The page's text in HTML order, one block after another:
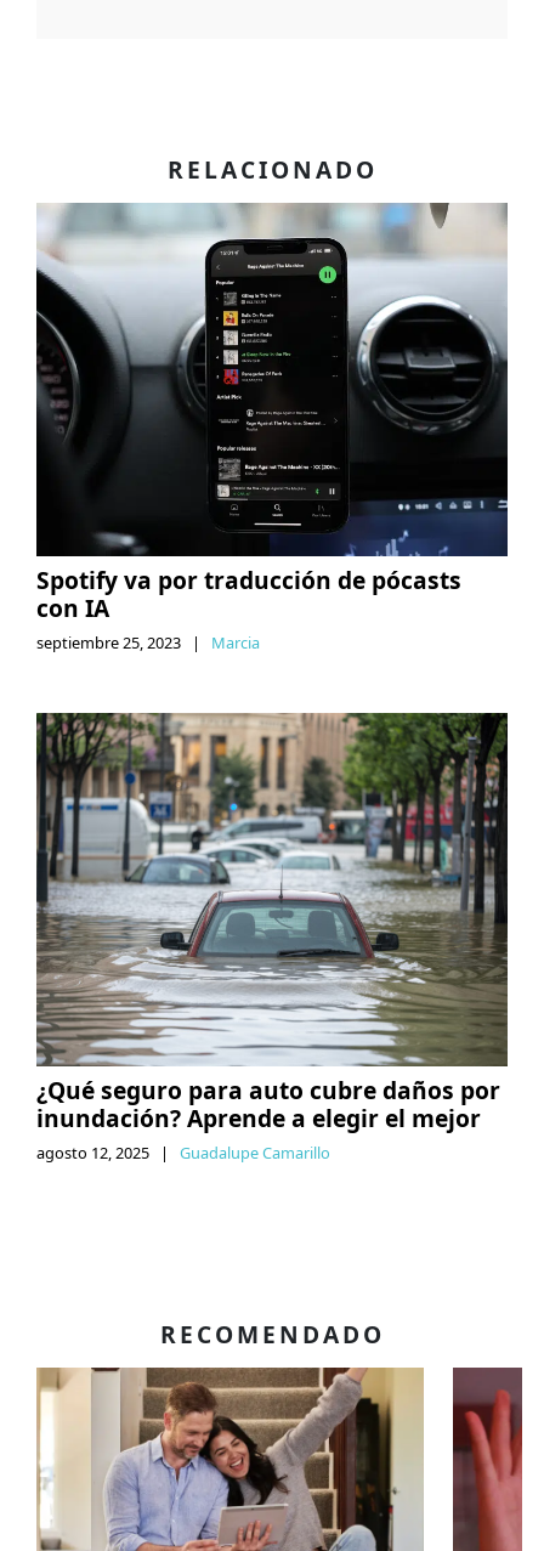
RELACIONADO
Spotify va por traducción de pócasts
con IA
septiembre 25, 2023 | Marcia
¿Qué seguro para auto cubre daños por
inundación? Aprende a elegir el mejor
agosto 12, 2025 | Guadalupe Camarillo
RECOMENDADO